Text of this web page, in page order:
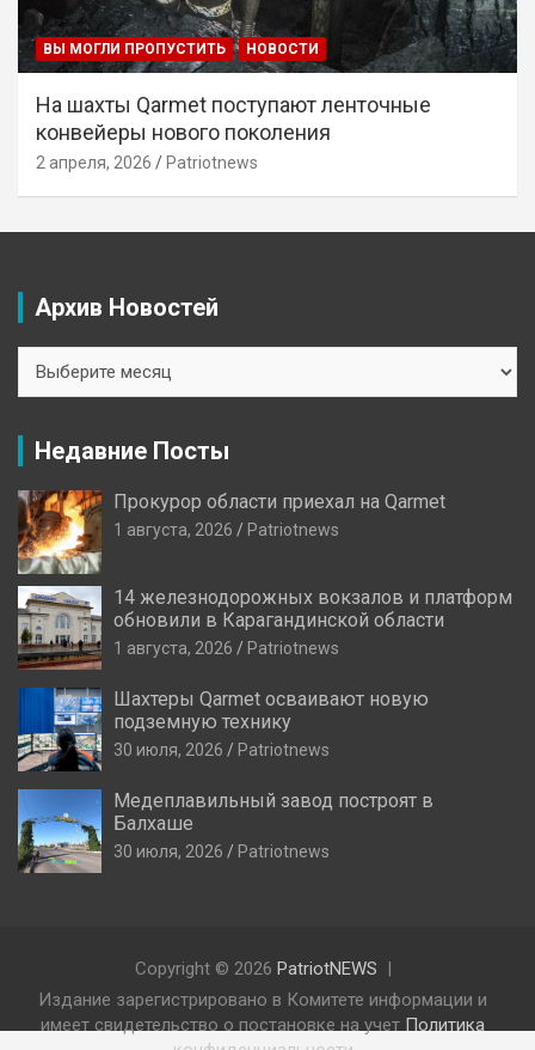
ВЫ МОГЛИ ПРОПУСТИТЬ НОВОСТИ
На шахты Qarmet поступают ленточные
конвейеры нового поколения
2 апреля, 2026 Patriotnews
Архив Новостей
Новостей
Недавние Посты
Прокурор области приехал на Qarmet
1 августа, 2026 Patriotnews
14 железнодорожных вокзалов и платформ
обновили в Карагандинской области
1 августа, 2026 Patriotnews
Шахтеры Qarmet осваивают новую
подземную технику
30 июля, 2026 Patriotnews
Медеплавильный завод построят в
Балхаше
30 июля, 2026 Patriotnews
Copyright © 2026 PatriotNEWS
Издание зарегистрировано в Комитете информации и
имеет свидетельство о постановке на учет Политика